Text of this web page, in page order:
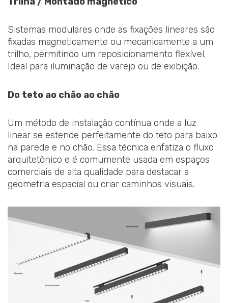
Sistemas modulares onde as fixações lineares são
fixadas magneticamente ou mecanicamente a um
trilho, permitindo um reposicionamento flexível.
Ideal para iluminação de varejo ou de exibição.
Do teto ao chão ao chão
Um método de instalação contínua onde a luz
linear se estende perfeitamente do teto para baixo
na parede e no chão. Essa técnica enfatiza o fluxo
arquitetônico e é comumente usada em espaços
comerciais de alta qualidade para destacar a
geometria espacial ou criar caminhos visuais.